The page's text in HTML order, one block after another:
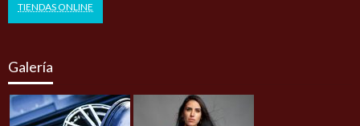
TIENDAS ONLINE
Galería